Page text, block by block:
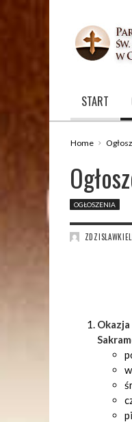
START
Home
OGŁOSZENIA